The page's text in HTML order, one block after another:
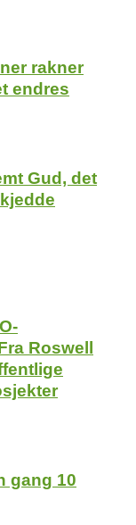
rakner
endres
Gud, det
Roswell
gang 10